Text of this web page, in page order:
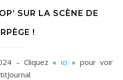
SUR LA SCÈNE DE
!
– Cliquez « ici » pour voir